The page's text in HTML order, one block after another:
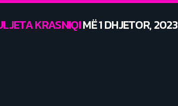
KRASNIQIMË 1 DHJETOR, 2023